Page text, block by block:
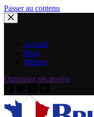
Passer au contenu
Accueil
Blog
Métiers
Optimisez ses impôts